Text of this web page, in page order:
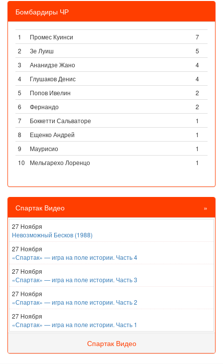
Бомбардиры ЧР
1 Промес Куинси
7
2
Зе Луиш
5
3
Ананидзе Жано
4
4
Глушаков Денис
4
5
Попов Ивелин
2
6
Фернандо
2
7
Боккетти Сальваторе
1
8
Ещенко Андрей
1
9
Маурисио
1
10
Мельгарехо Лоренцо 1
Спартак Видео »
27 Ноября
Невозможный Бесков (1988)
27 Ноября
«Спартак» — игра на поле истории. Часть 4
27 Ноября
«Спартак» — игра на поле истории. Часть 3
27 Ноября
«Спартак» — игра на поле истории. Часть 2
27 Ноября
«Спартак» — игра на поле истории. Часть 1
Спартак Видео